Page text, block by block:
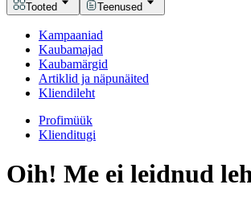
Tooted Teenused
Kampaaniad
Kaubamajad
Kaubamärgid
Artiklid ja näpunäited
Kliendileht
Profimüük
Klienditugi
Oih! Me ei leidnud